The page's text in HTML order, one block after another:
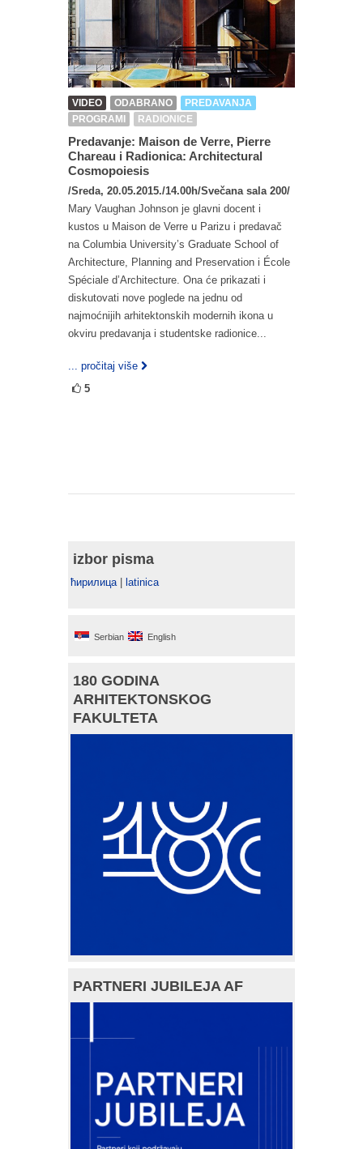
VIDEO ODABRANO
PREDAVANJA
PROGRAMI
RADIONICE
Predavanje: Maison de Verre, Pierre
Chareau i Radionica: Architectural
Cosmopoiesis
/Sreda, 20.05.2015./14.00h/Svečana sala 200/
Mary Vaughan Johnson je glavni docent i
kustos u Maison de Verre u Parizu i predavač
na Columbia University’s Graduate School of
Architecture, Planning and Preservation i École
Spéciale d’Architecture. Ona će prikazati i
diskutovati nove poglede na jednu od
najmoćnijih arhitektonskih modernih ikona u
okviru predavanja i studentske radionice...
... pročitaj više
5
izbor pisma
ћирилица latinica
Serbian English
180 GODINA
ARHITEKTONSKOG
FAKULTETA
PARTNERI JUBILEJA AF